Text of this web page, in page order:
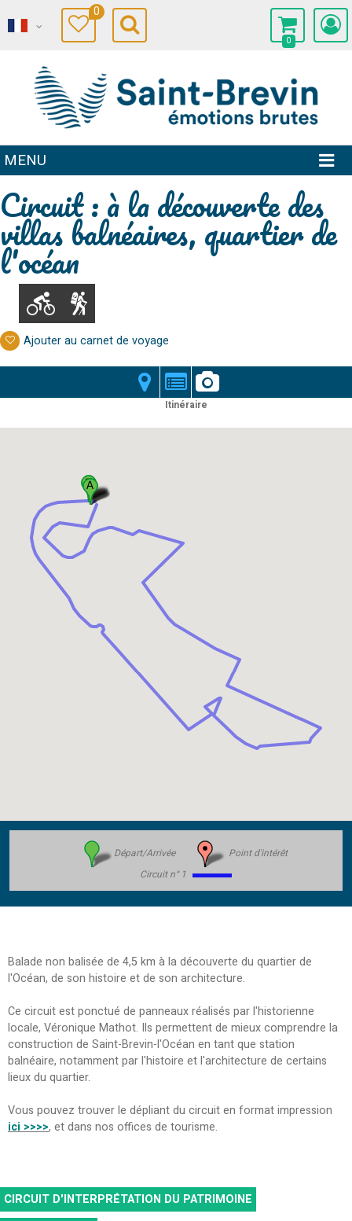
0
0
MENU
Circuit : à la découverte des
villas balnéaires, quartier de
l'océan
Ajouter au carnet de voyage
Itinéraire
Départ/Arrivée
Point d'intérêt
Circuit n° 1
Balade non balisée de 4,5 km à la découverte du quartier de
l'Océan, de son histoire et de son architecture.
Ce circuit est ponctué de panneaux réalisés par l'historienne
locale, Véronique Mathot. Ils permettent de mieux comprendre la
construction de Saint-Brevin-l'Océan en tant que station
balnéaire, notamment par l'histoire et l'architecture de certains
lieux du quartier.
Vous pouvez trouver le dépliant du circuit en format impression
ici >>>>, et dans nos offices de tourisme.
CIRCUIT D'INTERPRÉTATION DU PATRIMOINE